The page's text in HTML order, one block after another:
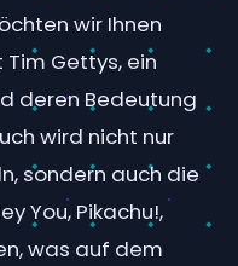
wir Ihnen
Gettys, ein
deren Bedeutung
wird nicht nur
sondern auch die
You, Pikachu!,
was auf dem